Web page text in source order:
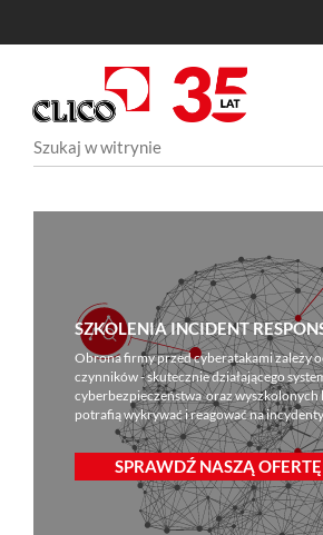
SZKOLENIA INCIDENT
Obrona firmy przed cyberatakami zależy
czynników - skutecznie działającego
cyberbezpieczeństwa oraz wyszkolonych
potrafią wykrywać i reagować na
SPRAWDŹ NASZĄ